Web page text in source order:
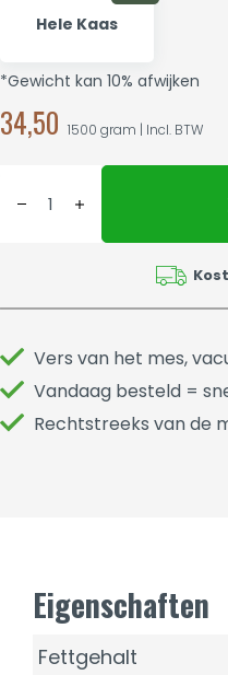
Hele Kaas
*Gewicht kan 10% afwijken
34,50 1500 gram | Incl. BTW
Vers van het mes,
Vandaag besteld =
Rechtstreeks van de
Eigenschaften
Fettgehalt